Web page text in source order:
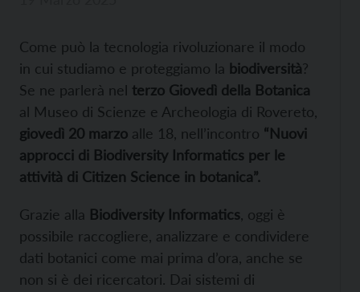
Come può la tecnologia rivoluzionare il modo
in cui studiamo e proteggiamo la biodiversità?
Se ne parlerà nel terzo Giovedì della Botanica
al Museo di Scienze e Archeologia di Rovereto,
giovedì 20 marzo alle 18, nell’incontro “Nuovi
approcci di Biodiversity Informatics per le
attività di Citizen Science in botanica”.
Grazie alla Biodiversity Informatics, oggi è
possibile raccogliere, analizzare e condividere
dati botanici come mai prima d’ora, anche se
non si è dei ricercatori. Dai sistemi di